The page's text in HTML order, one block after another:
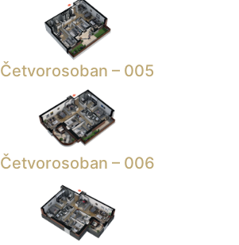
Četvorosoban – 005
Četvorosoban – 006